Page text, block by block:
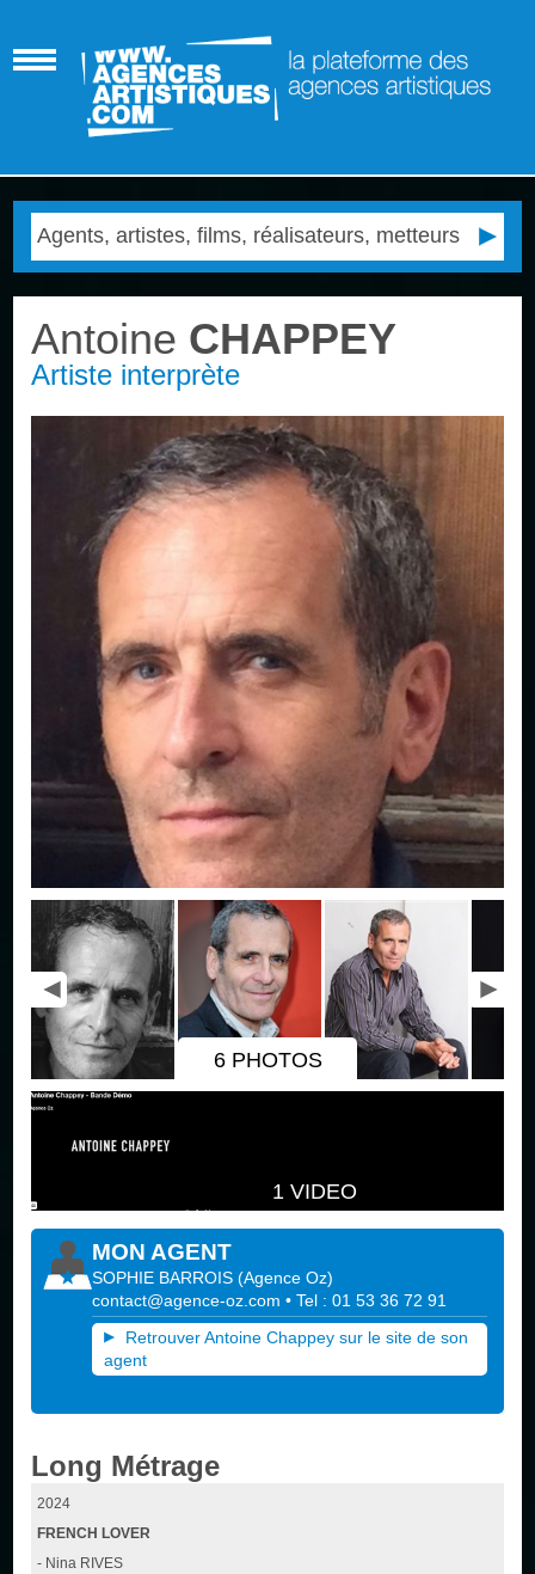
Antoine CHAPPEY
Artiste interprète
6 PHOTOS
1 VIDEO
MON AGENT
SOPHIE BARROIS (Agence Oz)
contact@agence-oz.com • Tel : 01 53 36 72 91
Retrouver Antoine Chappey sur le site de son
agent
Long Métrage
2024
FRENCH LOVER
- Nina RIVES